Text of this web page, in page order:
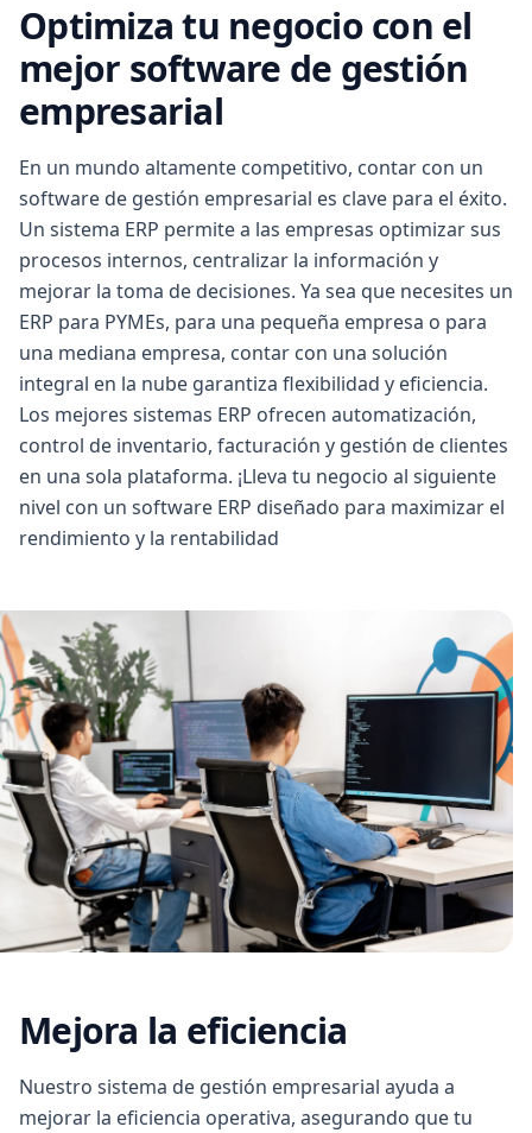
Optimiza tu negocio con el
mejor software de gestión
empresarial
En un mundo altamente competitivo, contar con un
software de gestión empresarial es clave para el éxito.
Un sistema ERP permite a las empresas optimizar sus
procesos internos, centralizar la información y
mejorar la toma de decisiones. Ya sea que necesites un
ERP para PYMEs, para una pequeña empresa o para
una mediana empresa, contar con una solución
integral en la nube garantiza flexibilidad y eficiencia.
Los mejores sistemas ERP ofrecen automatización,
control de inventario, facturación y gestión de clientes
en una sola plataforma. ¡Lleva tu negocio al siguiente
nivel con un software ERP diseñado para maximizar el
rendimiento y la rentabilidad
Mejora la eficiencia
Nuestro sistema de gestión empresarial ayuda a
mejorar la eficiencia operativa, asegurando que tu